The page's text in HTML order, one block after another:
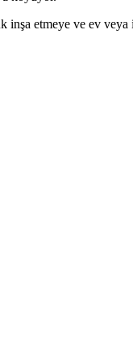
inşa etmeye ve ev veya